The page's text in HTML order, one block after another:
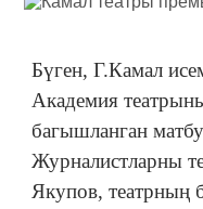
Бүген, Г.Камал
Академия
багышланган
Журналистларны
Якупов, театрның